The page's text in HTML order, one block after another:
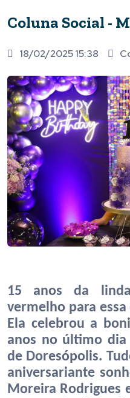
Coluna Social -
18/02/2025 15:38
15 anos da
vermelho para
Ela celebrou a
anos no último dia
de Doresópolis.
aniversariante
Moreira Rodrigues